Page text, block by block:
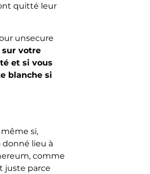
quitté leur
unsecure
sur votre
et si vous
blanche si
si,
donné lieu à
comme
juste parce